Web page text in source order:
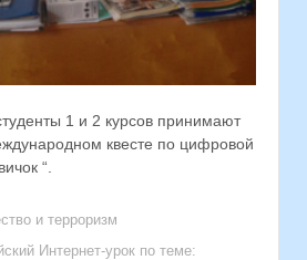
1 и 2 курсов принимают
квесте по цифровой
“.
и терроризм
Интернет-урок по теме: